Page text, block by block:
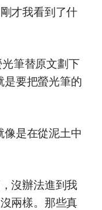
才我看到了什
筆替原文劃下
是要把螢光筆的
像是在從泥土中
沒辦法進到我
兩樣。那些真